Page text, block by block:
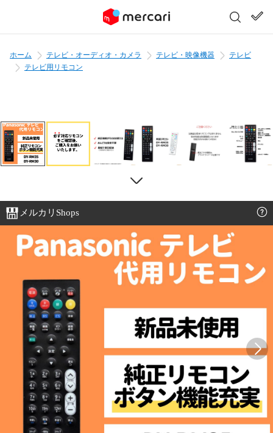
ホーム テレビ・オーディオ・カメラ テレビ・映像機器
テレビ
テレビ用リモコン
メルカリShops